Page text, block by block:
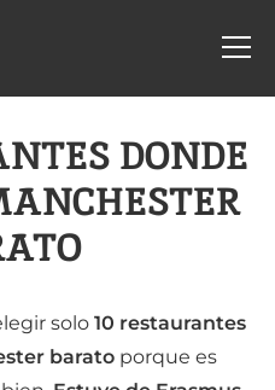
DONDE
solo 10 restaurantes
barato porque es